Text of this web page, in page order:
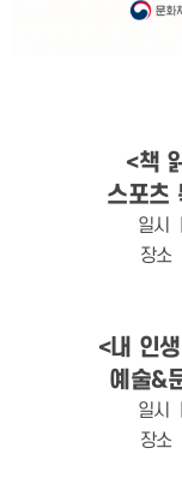
<책
스포츠
일시
장소
<내 인
예술&
일시
장소